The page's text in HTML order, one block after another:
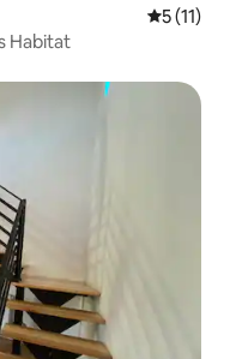
Note
5 (11)
Habitat